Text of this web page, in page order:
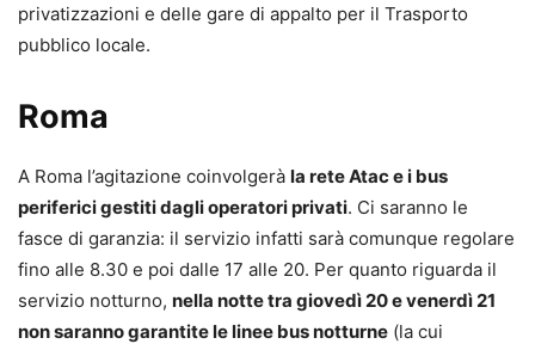
privatizzazioni e delle gare di appalto per il Trasporto
pubblico locale.
Roma
A Roma l’agitazione coinvolgerà la rete Atac e i bus
periferici gestiti dagli operatori privati. Ci saranno le
fasce di garanzia: il servizio infatti sarà comunque regolare
fino alle 8.30 e poi dalle 17 alle 20. Per quanto riguarda il
servizio notturno, nella notte tra giovedì 20 e venerdì 21
non saranno garantite le linee bus notturne (la cui